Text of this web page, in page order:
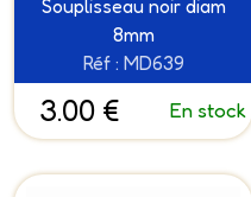
Souplisseau noir diam
8mm
Réf : MD639
3.00 € En stock